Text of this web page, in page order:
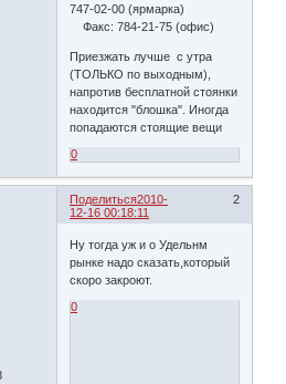
747-02-00 (ярмарка)
Факс: 784-21-75 (офис)
Приезжать лучше с утра
(ТОЛЬКО по выходным),
напротив бесплатной стоянки
находится "блошка". Иногда
попадаются стоящие вещи
0
Поделиться 2
2010-
12-16 00:18:11
Ну тогда уж и о Удельнм
рынке надо сказать,который
скоро закроют.
0